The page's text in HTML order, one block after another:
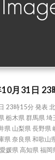
月31日 23
23時15分 発表
栃木県 群馬県 埼
県 山梨県 長野県
県 奈良県 和歌山
媛県 高知県 福岡